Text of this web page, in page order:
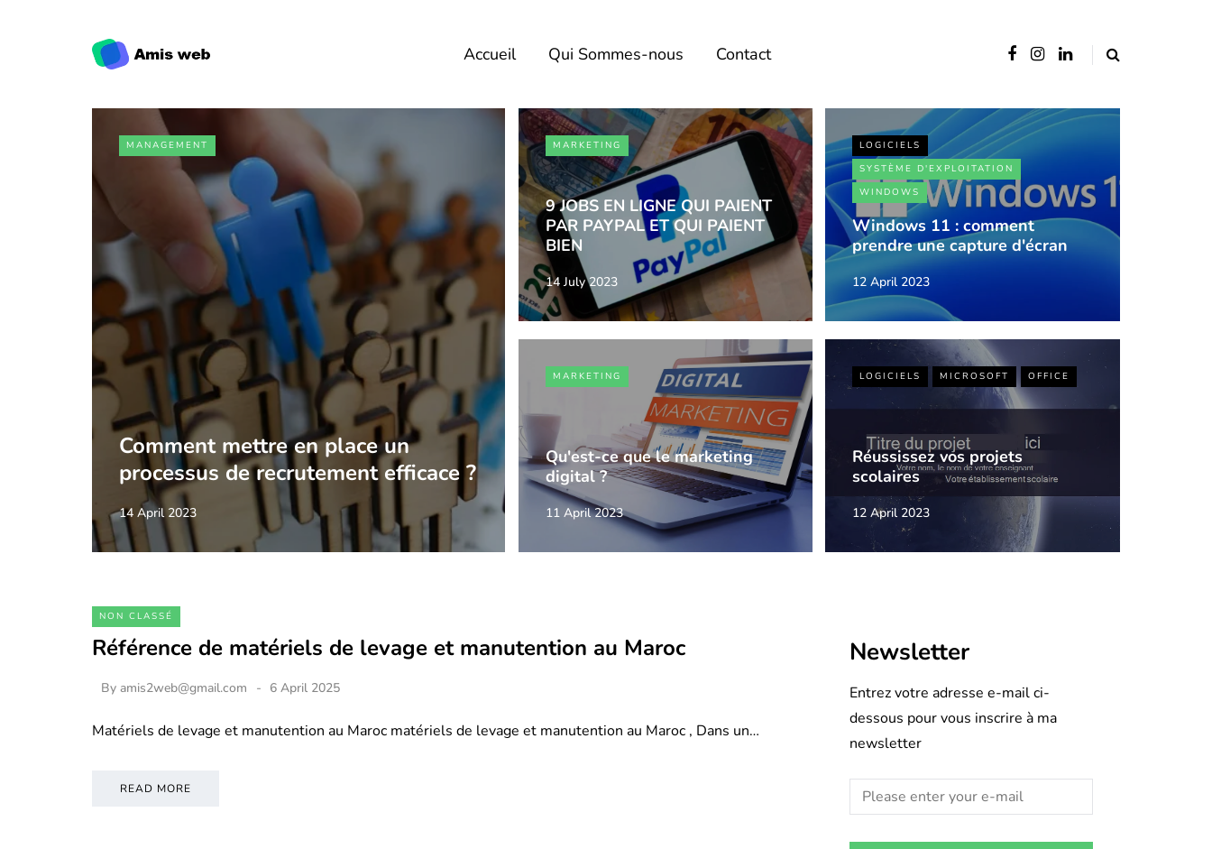
Accueil Qui Sommes-nous Contact
MANAGEMENT
Comment mettre en place un
processus de recrutement efficace ?
14 April 2023
MARKETING
9 JOBS EN LIGNE QUI PAIENT
PAR PAYPAL ET QUI PAIENT
BIEN
14 July 2023
LOGICIELS
SYSTÈME D'EXPLOITATION
WINDOWS
Windows 11 : comment
prendre une capture d'écran
12 April 2023
MARKETING
Qu'est-ce que le marketing
digital ?
11 April 2023
LOGICIELS MICROSOFT OFFICE
Réussissez vos projets
scolaires
12 April 2023
NON CLASSÉ
Référence de matériels de levage et manutention au Maroc
By amis2web@gmail.com 6 April 2025
Matériels de levage et manutention au Maroc matériels de levage et manutention au Maroc , Dans un…
READ MORE
Newsletter
Entrez votre adresse e-mail ci-
dessous pour vous inscrire à ma
newsletter